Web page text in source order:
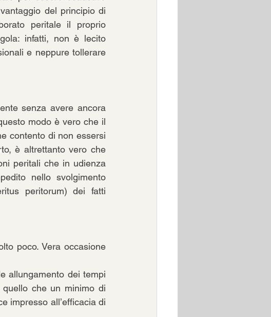
del principio di
peritale il proprio
infatti, non è lecito
e neppure tollerare
senza avere ancora
modo è vero che il
contento di non essersi
è altrettanto vero che
peritali che in udienza
nello svolgimento
peritorum) dei fatti
poco. Vera occasione
allungamento dei tempi
che un minimo di
impresso all’efficacia di